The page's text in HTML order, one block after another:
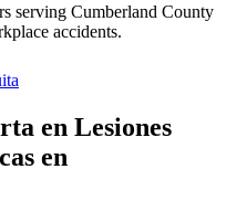
serving Cumberland County
accidents.
en Lesiones
en